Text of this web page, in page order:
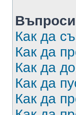
Как да
Как да
Как да
Как да
Как да